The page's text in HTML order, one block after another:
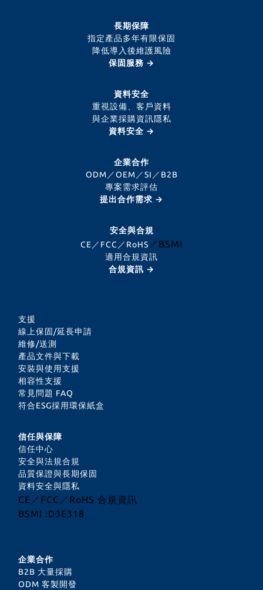
長期保障
指定產品多年有限保固
降低導入後維護風險
保固服務 →
資料安全
重視設備、客戶資料
與企業採購資訊隱私
資料安全 →
企業合作
ODM／OEM／SI／B2B
專案需求評估
提出合作需求 →
安全與合規
CE／FCC／RoHS ／BSMI
適用合規資訊
合規資訊 →
支援
線上保固/延長申請
維修/送測
產品文件與下載
安裝與使用支援
相容性支援
常見問題 FAQ
符合ESG採用環保紙盒
信任與保障
信任中心
安全與法規合規
品質保證與長期保固
資料安全與隱私
CE／FCC／RoHS 合規資訊
BSMI :D3E318
企業合作
B2B 大量採購
ODM 客製開發